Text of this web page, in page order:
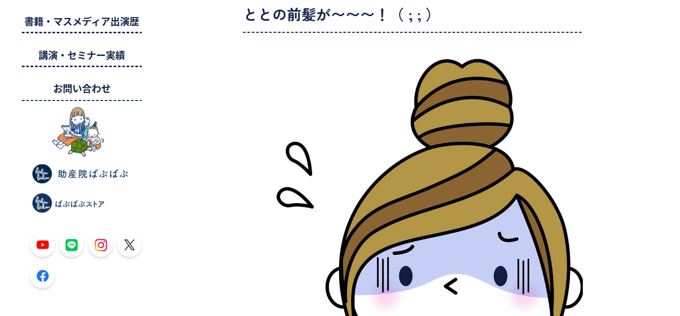
ととの前髪が〜〜〜！（ ; ; ）
書籍・マスメディア出演歴
講演・セミナー実績
お問い合わせ